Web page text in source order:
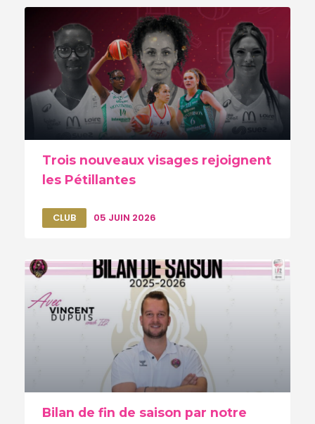
Trois nouveaux visages rejoignent
les Pétillantes
CLUB 05 JUIN 2026
Bilan de fin de saison par notre